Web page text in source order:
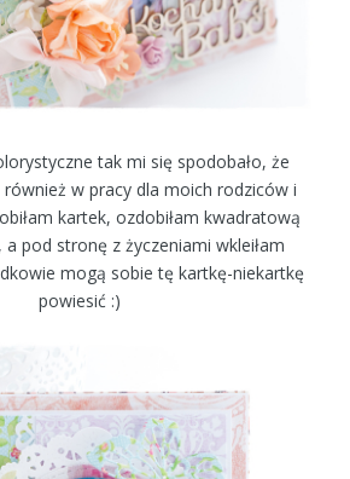
tak mi się spodobało, że
w pracy dla moich rodziców i
kartek, ozdobiłam kwadratową
pod stronę z życzeniami wkleiłam
mogą sobie tę kartkę-niekartkę
powiesić :)